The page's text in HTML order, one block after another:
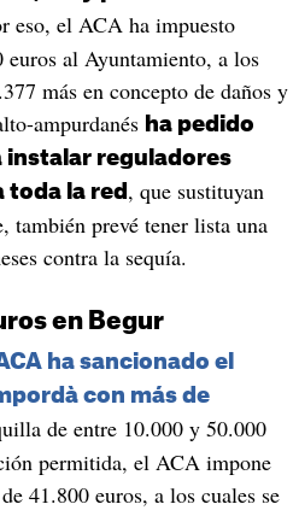
eso, el ACA ha impuesto
al Ayuntamiento, a los
más en concepto de daños y
ampurdanés ha pedido
instalar reguladores
toda la red , que sustituyan
también prevé tener lista una
contra la sequía.
en Begur
ha sancionado el
con más de
de entre 10.000 y 50.000
permitida, el ACA impone
41.800 euros, a los cuales se